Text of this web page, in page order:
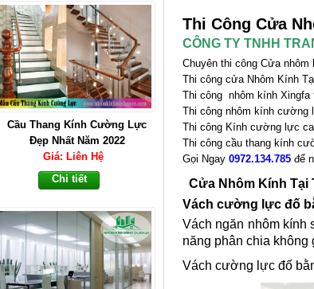
Thi Công Cửa
CÔNG TY TNHH
Chuyên thi công Cửa
Thi công cửa Nhôm Kính
Thi công nhôm kính
Thi công nhôm kính cường
Thi công Kính cường lực
Thi công cầu thang kính
Gọi Ngay 0972.134.785 để
Cửa Nhôm Kính Tại
Vách cường lực đố
Vách ngăn nhôm
năng phân chia
Vách cường lực đố
Vách Ngăn Nhôm Kính Tại Tân
Uyên Bình Dương
Giá: Liên Hệ
Chi tiết